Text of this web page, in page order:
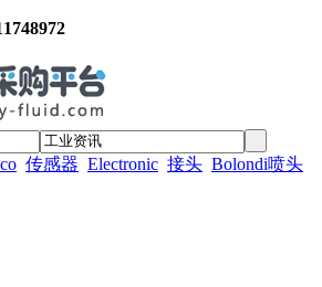
传感器 Electronic 接头 Bolondi喷头